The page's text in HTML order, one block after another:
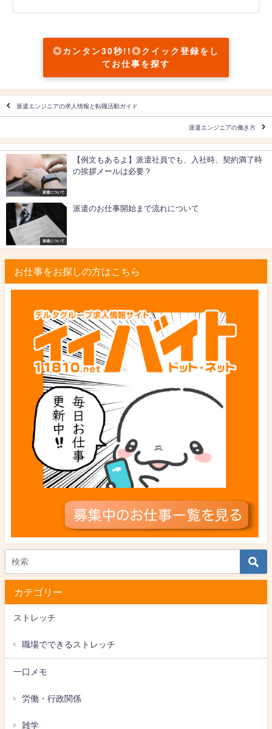
◎カンタン30秒!!◎クイック登録をし
てお仕事を探す
派遣エンジニアの求人情報と転職活動ガイド
派遣エンジニアの働き方
派遣について
【例文もあるよ】派遣社員でも、入社時、契約満了時
の挨拶メールは必要？
派遣について
派遣のお仕事開始まで流れについて
お仕事をお探しの方はこちら
カテゴリー
ストレッチ
職場でできるストレッチ
一口メモ
労働・行政関係
雑学